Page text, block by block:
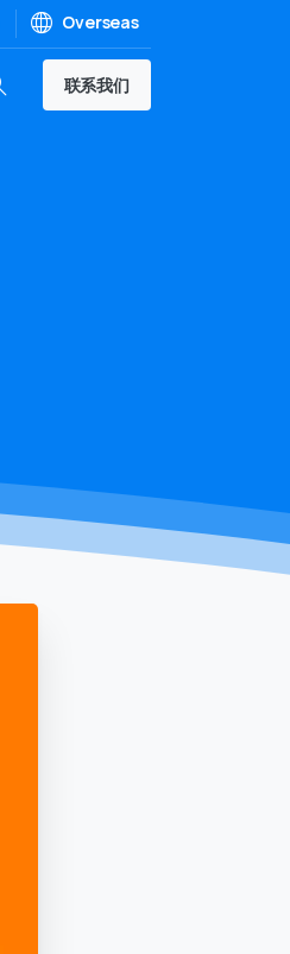
Overseas
联系我们